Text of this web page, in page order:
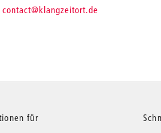
contact_
@klangzeitort.de
für